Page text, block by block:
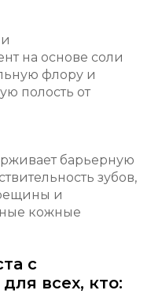
на основе соли
флору и
полость от
барьерную
зубов,
и
кожные
с
всех, кто: